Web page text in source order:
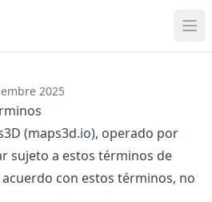
2025
(maps3d.io), operado por
sujeto a estos términos de
con estos términos, no